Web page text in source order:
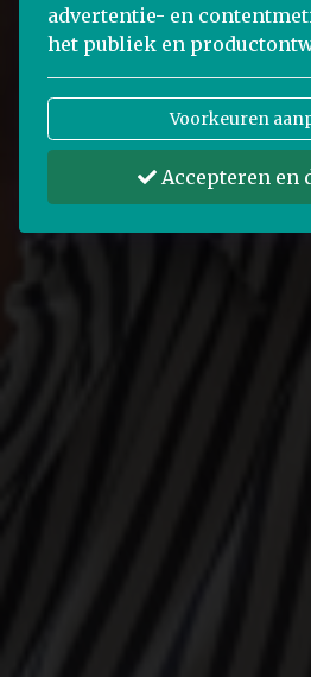
advertentie- en
het publiek en
Voorkeuren
Accepteren en